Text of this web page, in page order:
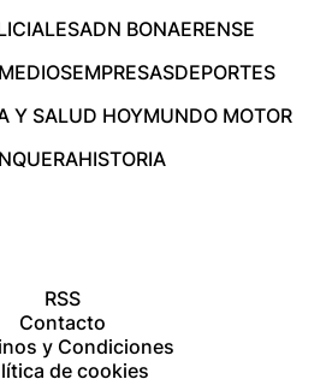
ADN BONAERENSE
EMPRESASDEPORTES
Y SALUD HOYMUNDO MOTOR
HISTORIA
RSS
Contacto
y Condiciones
de cookies